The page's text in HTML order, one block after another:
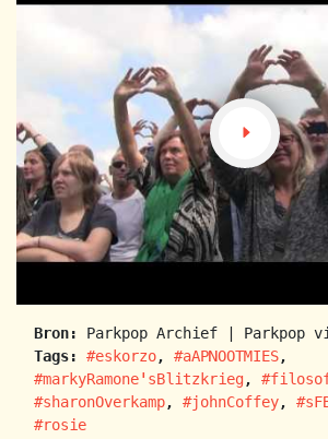
Bron:
Parkpop Archief | Parkpop
Tags:
#eskorzo, #aAPNOOTMIES,
#markyRamone'sBlitzkrieg ,
#sharonOverkamp, #johnCoffey,
#rosie